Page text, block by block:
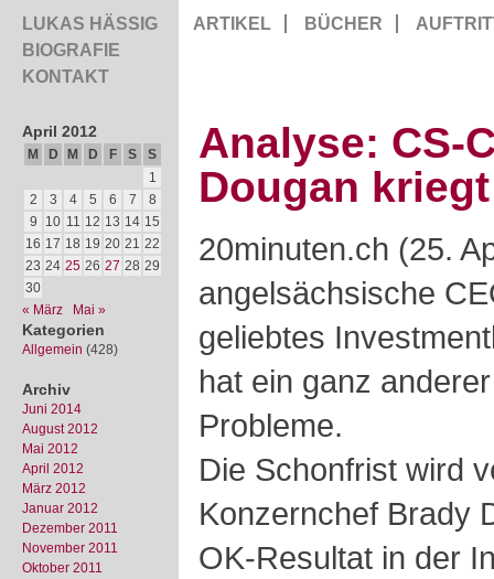
LUKAS HÄSSIG
BIOGRAFIE
KONTAKT
ARTIKEL BÜCHER
April 2012
M D M D F S
S
1
2
3 4 5 6 7
8
9
10 11 12 13 14 15
16 17 18 19 20 21 22
23 24 25 26 27 28 29
30
« März
Mai »
Kategorien
Allgemein (428)
Archiv
Juni 2014
August 2012
Mai 2012
April 2012
März 2012
Januar 2012
Dezember 2011
November 2011
Oktober 2011
Analyse: CS-
Dougan
20minuten.ch (25.
angelsächsische
geliebtes
hat ein ganz
Probleme.
Die Schonfrist wird
Konzernchef Brady
OK-Resultat in der